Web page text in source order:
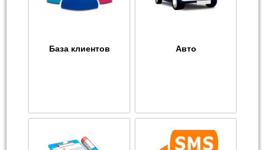
База клиентов Авто